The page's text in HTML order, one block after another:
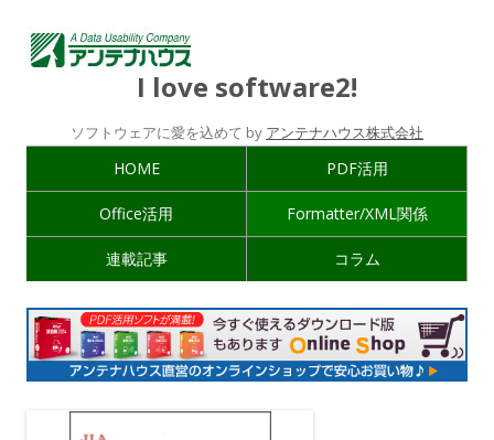
I love software2!
ソフトウェアに愛を込めて by アンテナハウス株式会社
HOME PDF活用
Office活用 Formatter/XML関係
連載記事 コラム